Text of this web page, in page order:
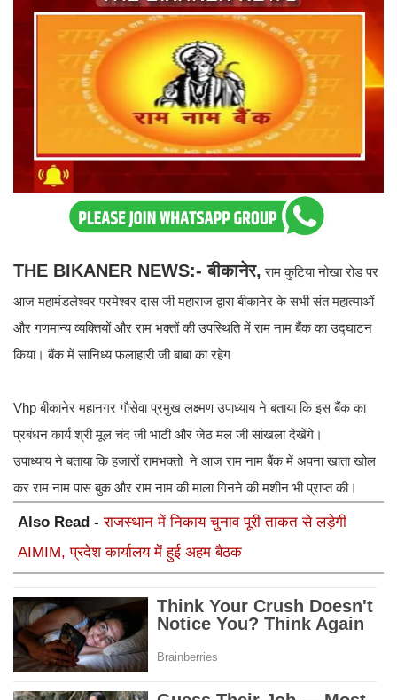
THE BIKANER NEWS:- बीकानेर, राम कुटिया नोखा रोड पर
आज महामंडलेश्वर परमेश्वर दास जी महाराज द्वारा बीकानेर के सभी संत महात्माओं
और गणमान्य व्यक्तियों और राम भक्तों की उपस्थिति में राम नाम बैंक का उद्घाटन
किया। बैंक में सानिध्य फलाहारी जी बाबा का रहेग
Vhp बीकानेर महानगर गौसेवा प्रमुख लक्ष्मण उपाध्याय ने बताया कि इस बैंक का
प्रबंधन कार्य श्री मूल चंद जी भाटी और जेठ मल जी सांखला देखेंगे।
उपाध्याय ने बताया कि हजारों रामभक्तो ने आज राम नाम बैंक में अपना खाता खोल
कर राम नाम पास बुक और राम नाम की माला गिनने की मशीन भी प्राप्त की।
Also Read -राजस्थान में निकाय चुनाव पूरी ताकत से लड़ेगी
AIMIM, प्रदेश कार्यालय में हुई अहम बैठक